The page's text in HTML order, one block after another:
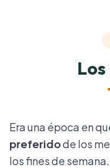
Era una época en
preferidode los
los fines de